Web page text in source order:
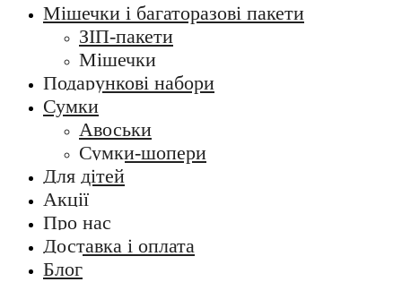
Мішечки і багаторазові пакети
ЗІП-пакети
Мішечки
Подарункові набори
Сумки
Авоськи
Сумки-шопери
Для дітей
Акції
Про нас
Доставка і оплата
Блог